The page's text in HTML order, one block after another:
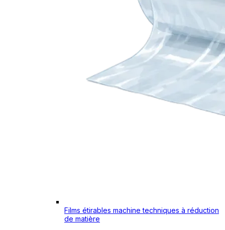
Films étirables machine techniques à réduction
de matière